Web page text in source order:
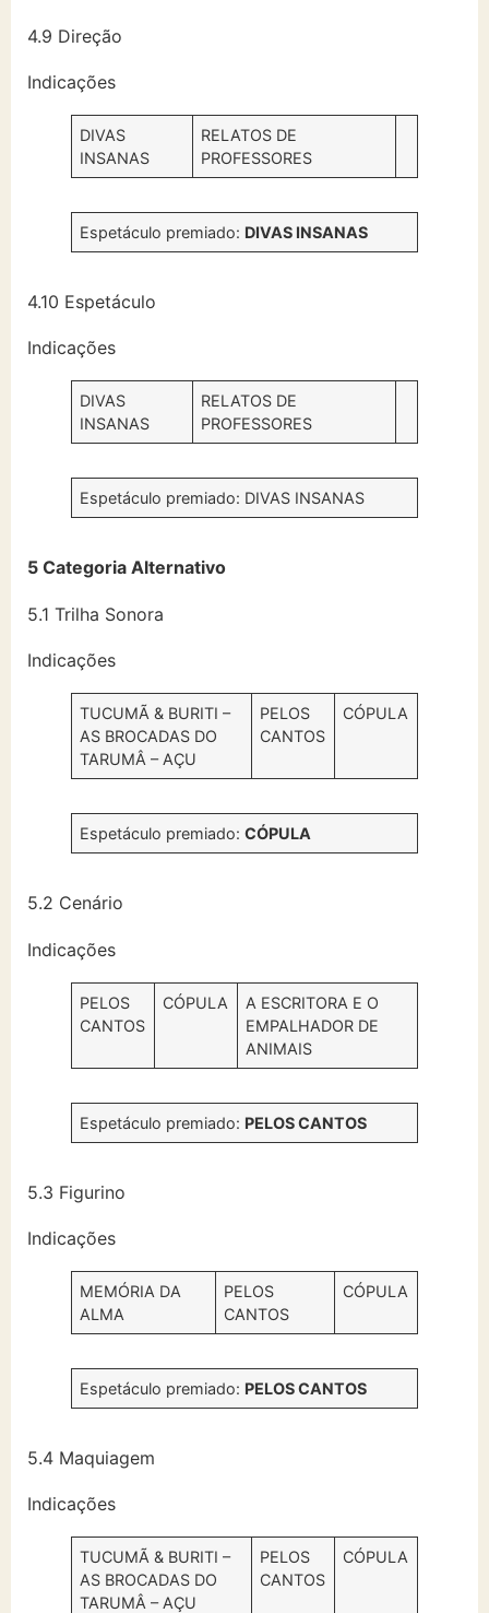
4.9 Direção
Indicações
DIVAS
INSANAS
RELATOS DE
PROFESSORES
Espetáculo premiado: DIVAS INSANAS
4.10 Espetáculo
Indicações
DIVAS
INSANAS
RELATOS DE
PROFESSORES
Espetáculo premiado: DIVAS INSANAS
5 Categoria Alternativo
5.1 Trilha Sonora
Indicações
TUCUMÃ & BURITI –
AS BROCADAS DO
TARUMÂ – AÇU
PELOS
CANTOS
CÓPULA
Espetáculo premiado:CÓPULA
5.2 Cenário
Indicações
PELOS
CANTOS
CÓPULA
A ESCRITORA E O
EMPALHADOR DE
ANIMAIS
Espetáculo premiado: PELOS CANTOS
5.3 Figurino
Indicações
MEMÓRIA DA
ALMA
PELOS
CANTOS
CÓPULA
Espetáculo premiado: PELOS CANTOS
5.4 Maquiagem
Indicações
TUCUMÃ & BURITI –
AS BROCADAS DO
TARUMÂ – AÇU
PELOS
CANTOS
CÓPULA